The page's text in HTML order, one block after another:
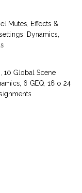
Mutes, Effects &
Dynamics,
10 Global Scene
6 GEQ, 16 o 24